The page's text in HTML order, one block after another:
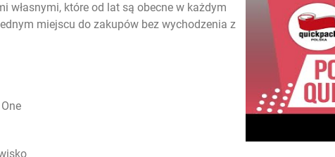
własnymi, które od lat są obecne w każdym
miejscu do zakupów bez wychodzenia z